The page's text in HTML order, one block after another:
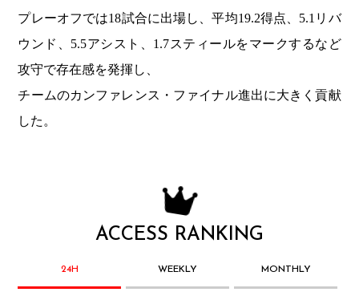
プレーオフでは18試合に出場し、平均19.2得点、5.1リバ
ウンド、5.5アシスト、1.7スティールをマークするなど
攻守で存在感を発揮し、
チームのカンファレンス・ファイナル進出に大きく貢献
した。
ACCESS RANKING
24H WEEKLY MONTHLY